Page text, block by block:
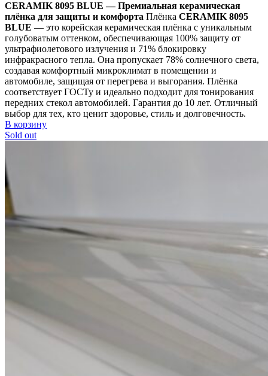
CERAMIK 8095 BLUE — Премиальная керамическая
плёнка для защиты и комфорта Плёнка CERAMIK 8095
BLUE — это корейская керамическая плёнка с уникальным
голубоватым оттенком, обеспечивающая 100% защиту от
ультрафиолетового излучения и 71% блокировку
инфракрасного тепла. Она пропускает 78% солнечного света,
создавая комфортный микроклимат в помещении и
автомобиле, защищая от перегрева и выгорания. Плёнка
соответствует ГОСТу и идеально подходит для тонирования
передних стекол автомобилей. Гарантия до 10 лет. Отличный
выбор для тех, кто ценит здоровье, стиль и долговечность.
В корзину
Sold out